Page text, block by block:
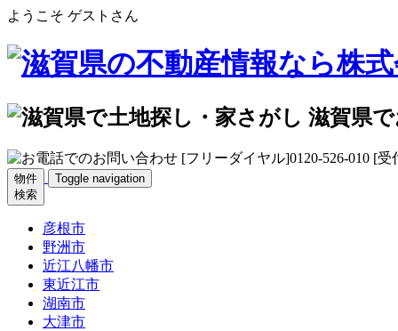
ようこそ ゲストさん
物件
検索
Toggle navigation
彦根市
野洲市
近江八幡市
東近江市
湖南市
大津市